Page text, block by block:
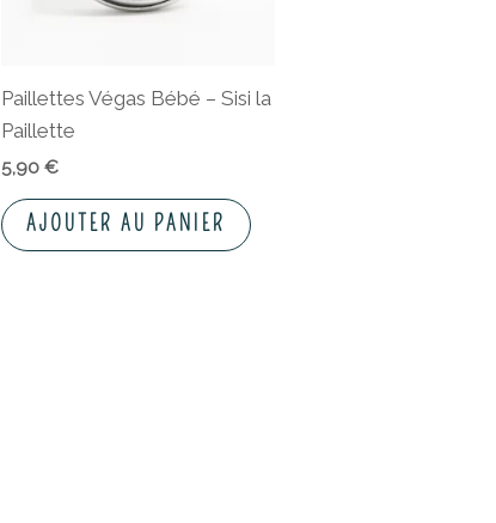
Paillettes Végas Bébé – Sisi la
Paillette
5,90€
AJOUTER AU PANIER